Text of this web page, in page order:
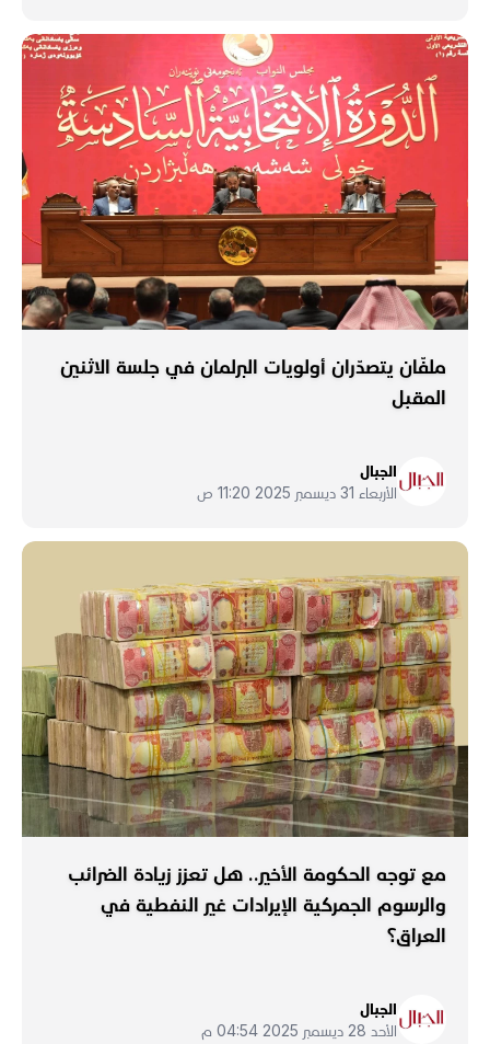
ملفّان يتصدّران أولويات البرلمان في جلسة الاثنين
المقبل
الجبال
الأربعاء 31 ديسمبر 2025 11:20 ص
مع توجه الحكومة الأخير.. هل تعزز زيادة الضرائب
والرسوم الجمركية الإيرادات غير النفطية في
العراق؟
الجبال
الأحد 28 ديسمبر 2025 04:54 م